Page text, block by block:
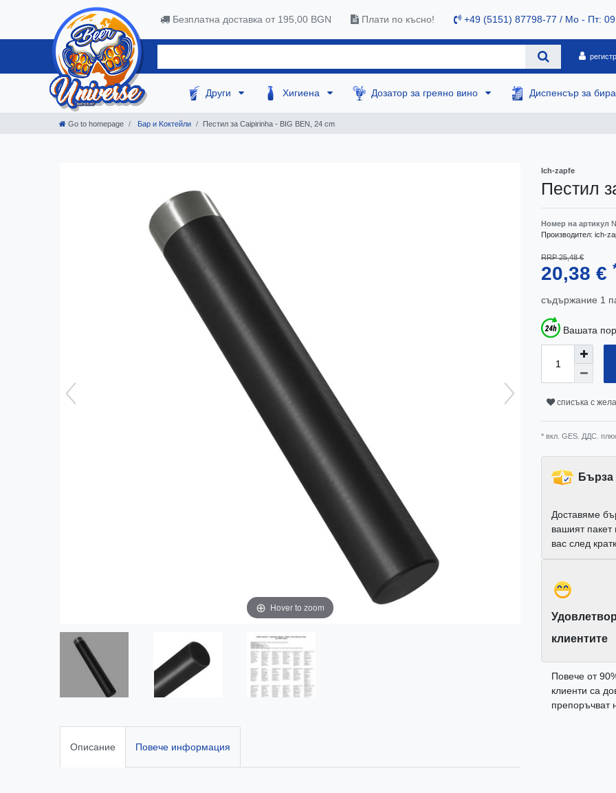
Безплатна доставка от 195,00 BGN Плати по късно! +49 (5151) 87798-77 / Mo - Пт:
Други Хигиена Дозатор за греяно вино Диспенсър за бира
Go to homepage Бар и Kоктейли Пестил за Caipirinha - BIG BEN, 24 cm
Hover to zoom
Описание Повече информация
Ich-zapfe
Пестил
Номер на артикул
Производител: ich-
RRP 25,48 €
20,38 €
съдържание 1
Вашата
списъка с
* вкл. GES. ДДС.
Бърза
Доставяме
вашият
вас след
клиентите
Повече от
клиенти са
препоръчват